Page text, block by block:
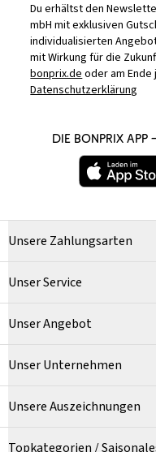
Du erhältst den
mbH mit exklusiven
individualisierten
mit Wirkung für die
bonprix.deoder am
Datenschutzerklärung
DIE BONPRIX APP
Unsere Zahlungsarten
Unser Service
Unser Angebot
Unser Unternehmen
Unsere Auszeichnungen
Topkategorien /